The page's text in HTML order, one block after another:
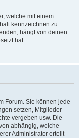
welche mit einem
kennzeichnen zu
hängt von deinen
hat.
Forum. Sie können jede
setzen, Mitglieder
vergeben usw. Die
abhängig, welche
Administrator erteilt